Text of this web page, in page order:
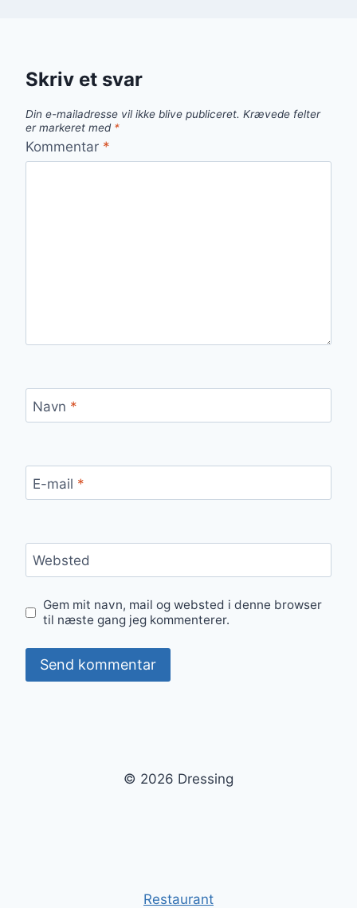
Skriv et svar
Din e-mailadresse vil ikke blive publiceret. Krævede felter
er markeret med *
Kommentar *
Navn *
E-mail *
Websted
Gem mit navn, mail og websted i denne browser
til næste gang jeg kommenterer.
© 2026 Dressing
Restaurant